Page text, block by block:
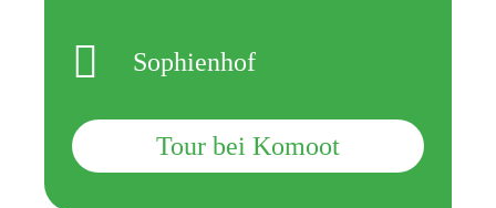
Sophienhof
Tour bei Komoot